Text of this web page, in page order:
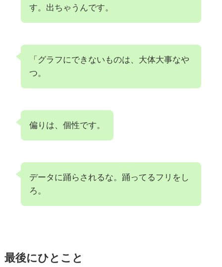
す。出ちゃうんです。
「グラフにできないものは、大体大事なや
つ。
偏りは、個性です。
データに踊らされるな。踊ってるフリをし
ろ。
最後にひとこと